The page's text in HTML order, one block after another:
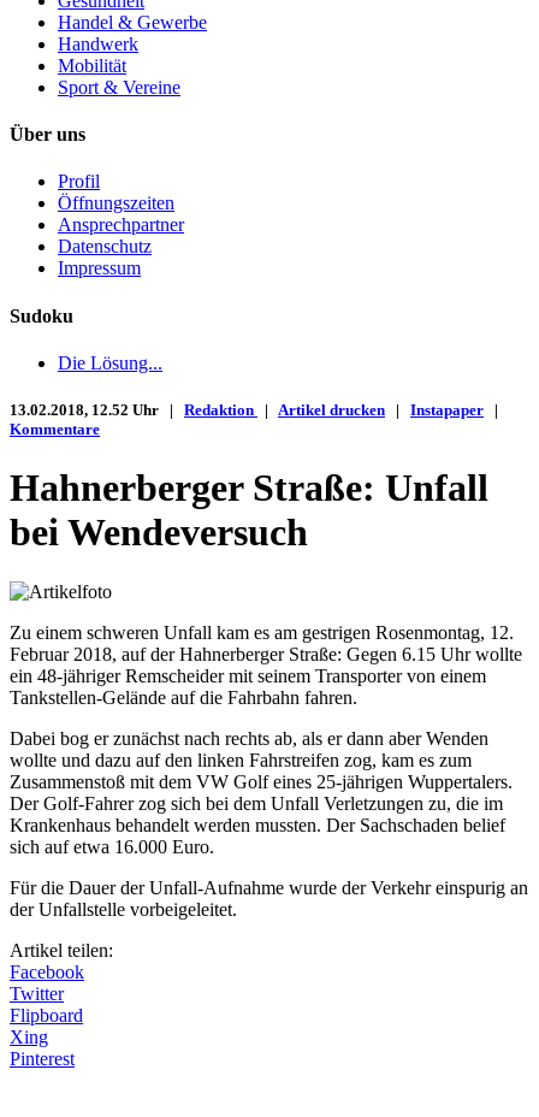
Handel & Gewerbe
Handwerk
Mobilität
Sport & Vereine
Über uns
Profil
Öffnungszeiten
Ansprechpartner
Datenschutz
Impressum
Sudoku
Die Lösung...
13.02.2018, 12.52 Uhr | Redaktion | Artikel drucken | Instapaper |
Kommentare
Hahnerberger Straße: Unfall
bei Wendeversuch
Zu einem schweren Unfall kam es am gestrigen Rosenmontag, 12.
Februar 2018, auf der Hahnerberger Straße: Gegen 6.15 Uhr wollte
ein 48-jähriger Remscheider mit seinem Transporter von einem
Tankstellen-Gelände auf die Fahrbahn fahren.
Dabei bog er zunächst nach rechts ab, als er dann aber Wenden
wollte und dazu auf den linken Fahrstreifen zog, kam es zum
Zusammenstoß mit dem VW Golf eines 25-jährigen Wuppertalers.
Der Golf-Fahrer zog sich bei dem Unfall Verletzungen zu, die im
Krankenhaus behandelt werden mussten. Der Sachschaden belief
sich auf etwa 16.000 Euro.
Für die Dauer der Unfall-Aufnahme wurde der Verkehr einspurig an
der Unfallstelle vorbeigeleitet.
Artikel teilen:
Facebook
Twitter
Flipboard
Xing
Pinterest